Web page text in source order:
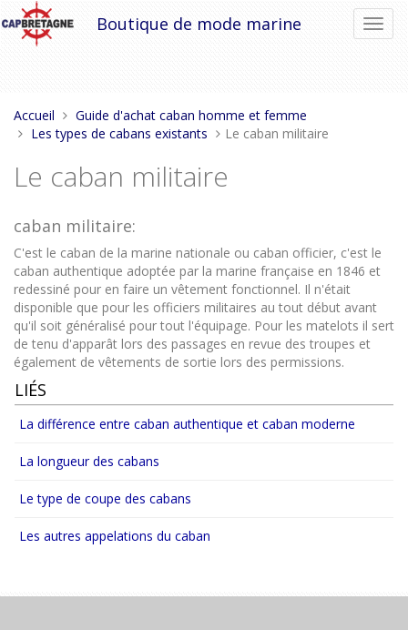
Aller
au
contenu
la
Boutique de mode marine
Vous
êtes
Accueil
Guide d'achat caban homme et femme
Les types de cabans existants
Le caban militaire
Le caban militaire
caban militaire:
C'est le caban de la marine nationale ou caban officier, c'est le
caban authentique adoptée par la marine française en 1846 et
redessiné pour en faire un vêtement fonctionnel. Il n'était
disponible que pour les officiers militaires au tout début avant
qu'il soit généralisé pour tout l'équipage. Pour les matelots il sert
de tenu d'apparât lors des passages en revue des troupes et
également de vêtements de sortie lors des permissions.
LIÉS
La différence entre caban authentique et caban moderne
La longueur des cabans
Le type de coupe des cabans
Les autres appelations du caban